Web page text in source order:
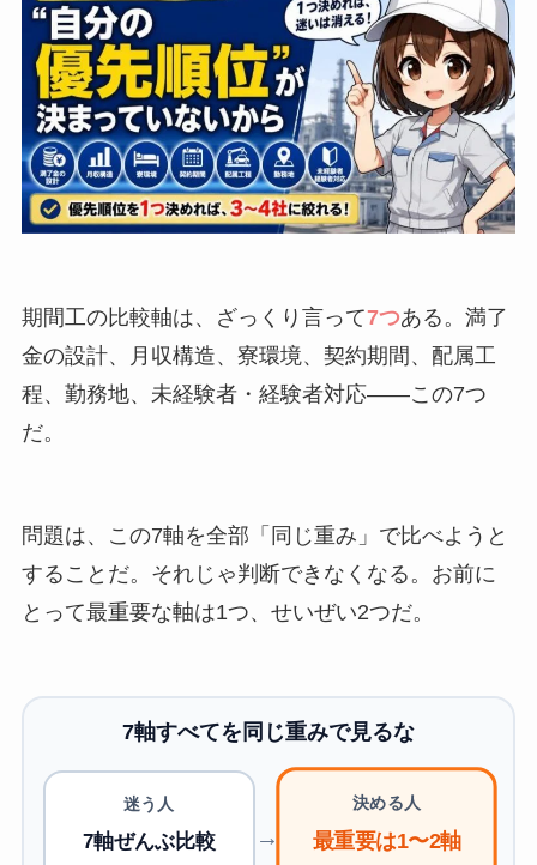
期間工の比較軸は、ざっくり言って7つある。満了
金の設計、月収構造、寮環境、契約期間、配属工
程、勤務地、未経験者・経験者対応――この7つ
だ。
問題は、この7軸を全部「同じ重み」で比べようと
することだ。それじゃ判断できなくなる。お前に
とって最重要な軸は1つ、せいぜい2つだ。
7軸すべてを同じ重みで見るな
迷う人
7軸ぜんぶ比較 →
決める人
最重要は1〜2軸